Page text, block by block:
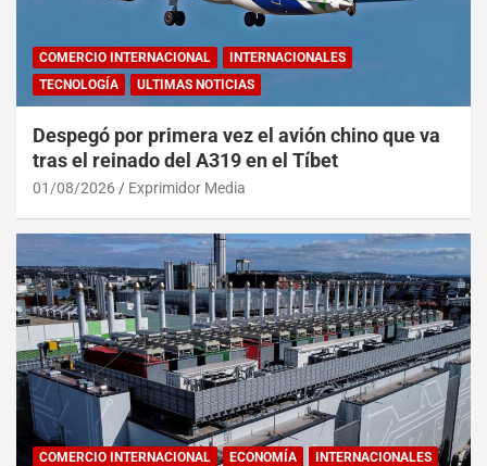
COMERCIO INTERNACIONAL
INTERNACIONALES
TECNOLOGÍA
ULTIMAS NOTICIAS
Despegó por primera vez el avión chino que va
tras el reinado del A319 en el Tíbet
01/08/2026 Exprimidor Media
COMERCIO INTERNACIONAL ECONOMÍA
INTERNACIONALES